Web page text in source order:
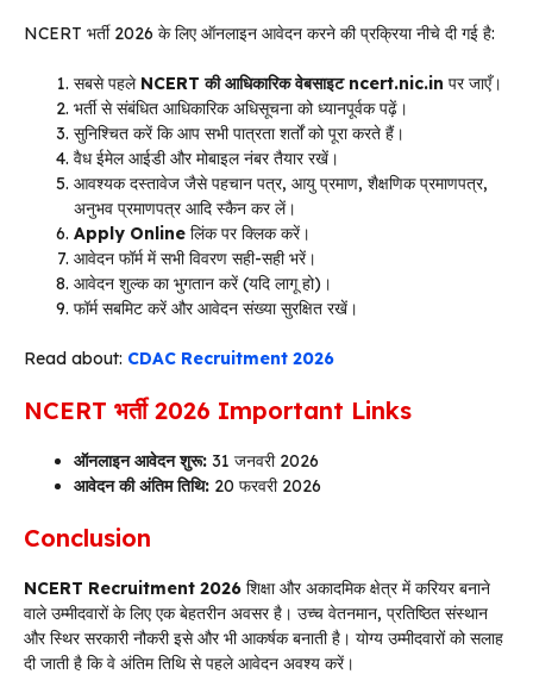
NCERT भर्ती 2026 के लिए ऑनलाइन आवेदन करने की प्रक्रिया नीचे दी गई है:
सबसे पहले NCERT की आधिकारिक वेबसाइट ncert.nic.in पर जाएँ।
भर्ती से संबंधित आधिकारिक अधिसूचना को ध्यानपूर्वक पढ़ें।
सुनिश्चित करें कि आप सभी पात्रता शर्तों को पूरा करते हैं।
वैध ईमेल आईडी और मोबाइल नंबर तैयार रखें।
आवश्यक दस्तावेज जैसे पहचान पत्र, आयु प्रमाण, शैक्षणिक प्रमाणपत्र,
अनुभव प्रमाणपत्र आदि स्कैन कर लें।
Apply Online लिंक पर क्लिक करें।
आवेदन फॉर्म में सभी विवरण सही-सही भरें।
आवेदन शुल्क का भुगतान करें (यदि लागू हो)।
फॉर्म सबमिट करें और आवेदन संख्या सुरक्षित रखें।
Read about: CDAC Recruitment 2026
NCERT भर्ती 2026 Important Links
ऑनलाइन आवेदन शुरू: 31 जनवरी 2026
आवेदन की अंतिम तिथि: 20 फरवरी 2026
Conclusion
NCERT Recruitment 2026 शिक्षा और अकादमिक क्षेत्र में करियर बनाने
वाले उम्मीदवारों के लिए एक बेहतरीन अवसर है। उच्च वेतनमान, प्रतिष्ठित संस्थान
और स्थिर सरकारी नौकरी इसे और भी आकर्षक बनाती है। योग्य उम्मीदवारों को सलाह
दी जाती है कि वे अंतिम तिथि से पहले आवेदन अवश्य करें।